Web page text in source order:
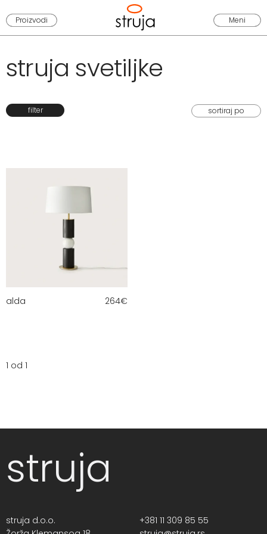
Proizvodi Meni
struja svetiljke
filter
alda 264€
1 od 1
struja
struja d.o.o.
+381 11 309 85 55